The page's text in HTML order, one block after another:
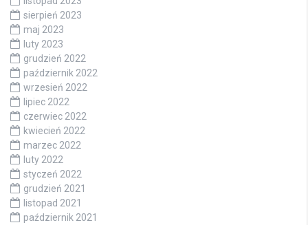
sierpień 2023
maj 2023
luty 2023
grudzień 2022
październik 2022
wrzesień 2022
lipiec 2022
czerwiec 2022
kwiecień 2022
marzec 2022
luty 2022
styczeń 2022
grudzień 2021
listopad 2021
październik 2021